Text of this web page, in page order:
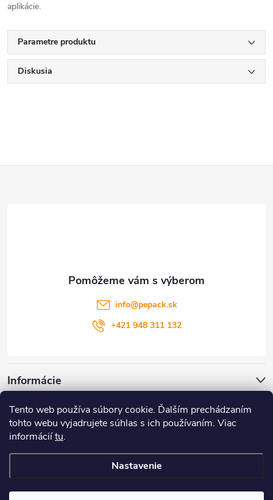
Tento web používa súbory cookie. Ďalším prechádzaním
tohto webu vyjadrujete súhlas s ich používaním. Viac
informáciítu.
Nastavenie
aplikácie.
Parametre produktu
Diskusia
e
Informácie
Zákaznícky servis
info@pepack.sk
+421 948 311 132
Copyright 2026PePack. Všetky práva vyhradené.